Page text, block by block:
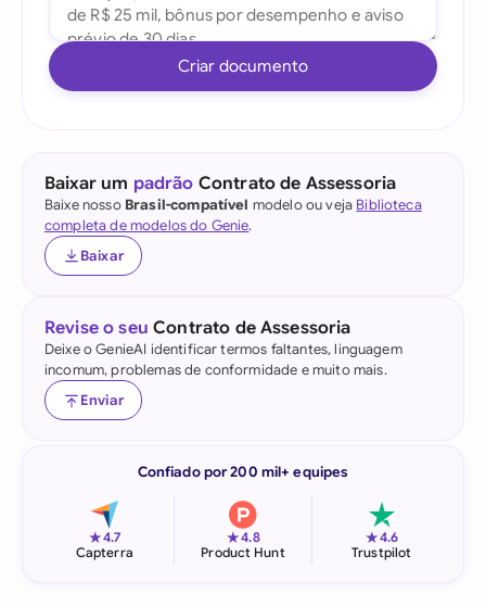
Criar documento
Baixar um padrão Contrato de Assessoria
Baixe nosso Brasil-compatível modelo ou veja Biblioteca
completa de modelos do Genie.
Baixar
Revise o seu Contrato de Assessoria
Deixe o GenieAI identificar termos faltantes, linguagem
incomum, problemas de conformidade e muito mais.
Enviar
Confiado por 200 mil+ equipes
★4.7
Capterra
★4.8
Product Hunt
★4.6
Trustpilot